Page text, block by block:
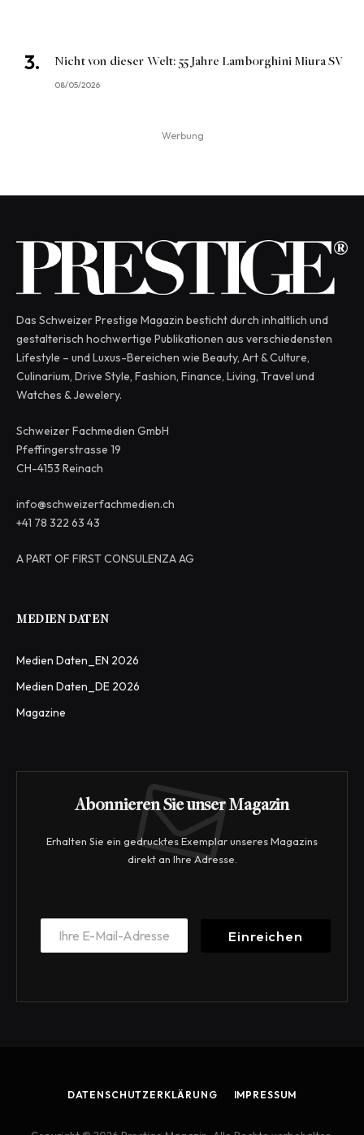
Nicht von dieser Welt: 55 Jahre Lamborghini Miura SV
08/05/2026
Werbung
Das Schweizer Prestige Magazin besticht durch inhaltlich und
gestalterisch hochwertige Publikationen aus verschiedensten
Lifestyle – und Luxus-Bereichen wie Beauty, Art & Culture,
Culinarium, Drive Style, Fashion, Finance, Living, Travel und
Watches & Jewelery.
Schweizer Fachmedien GmbH
Pfeffingerstrasse 19
CH-4153 Reinach
info@schweizerfachmedien.ch
+41 78 322 63 43
A PART OF FIRST CONSULENZA AG
MEDIEN DATEN
Medien Daten_EN 2026
Medien Daten_DE 2026
Magazine
Abonnieren Sie unser Magazin
Erhalten Sie ein gedrucktes Exemplar unseres Magazins
direkt an Ihre Adresse.
m
E
a
*
Einreichen
DATENSCHUTZERKLÄRUNG IMPRESSUM